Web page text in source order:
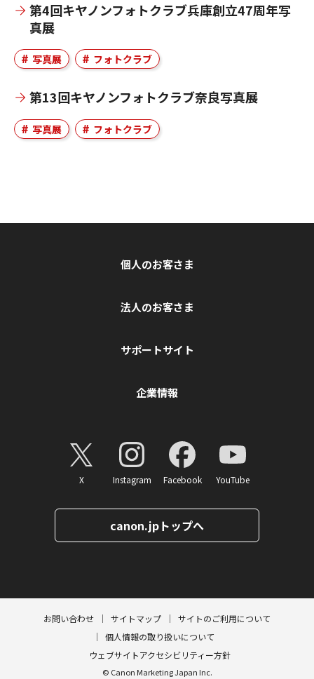
第4回キヤノンフォトクラブ兵庫創立47周年写
真展
写真展 フォトクラブ
第13回キヤノンフォトクラブ奈良写真展
写真展 フォトクラブ
個人のお客さま
法人のお客さま
サポートサイト
企業情報
X Instagram Facebook YouTube
canon.jpトップへ
お問い合わせ サイトマップ
サイトのご利用について
個人情報の取り扱いについて
ウェブサイトアクセシビリティー方針
© Canon Marketing Japan Inc.